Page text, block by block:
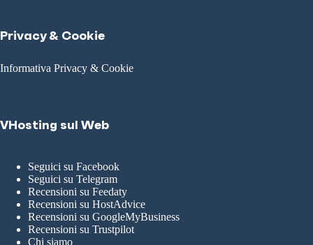
Privacy & Cookie
Informativa Privacy & Cookie
VHosting sul Web
Seguici su Facebook
Seguici su Telegram
Recensioni su Feedaty
Recensioni su HostAdvice
Recensioni su GoogleMyBusiness
Recensioni su Trustpilot
Chi siamo